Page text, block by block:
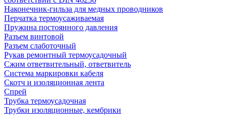
Наконечник-гильза для медных проводников
Перчатка термоусаживаемая
Пружина постоянного давления
Разъем винтовой
Разъем слаботочный
Рукав ремонтный термоусадочный
Сжим ответвительный, ответвитель
Система маркировки кабеля
Скотч и изоляционная лента
Спрей
Трубка термоусадочная
Трубки изоляционные, кембрики